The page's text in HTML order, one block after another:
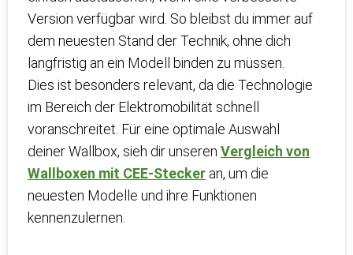
Version verfügbar wird. So bleibst du immer auf
dem neuesten Stand der Technik, ohne dich
langfristig an ein Modell binden zu müssen.
Dies ist besonders relevant, da die Technologie
im Bereich der Elektromobilität schnell
voranschreitet. Für eine optimale Auswahl
deiner Wallbox, sieh dir unseren Vergleich von
Wallboxen mit CEE-Stecker an, um die
neuesten Modelle und ihre Funktionen
kennenzulernen.